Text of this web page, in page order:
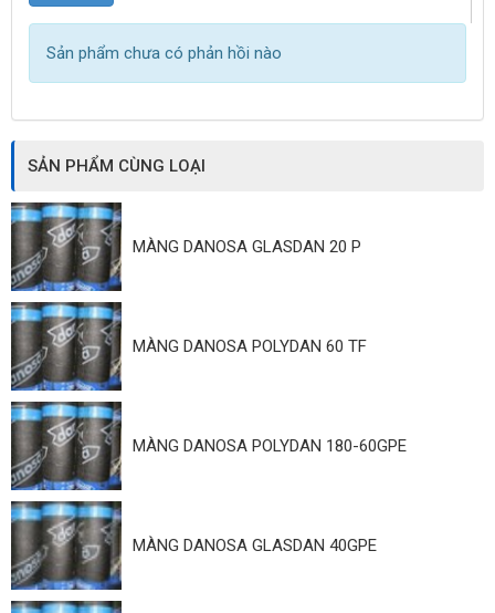
Sản phẩm chưa có phản hồi nào
SẢN PHẨM CÙNG LOẠI
MÀNG DANOSA GLASDAN 20 P
MÀNG DANOSA POLYDAN 60 TF
MÀNG DANOSA POLYDAN 180-60GPE
MÀNG DANOSA GLASDAN 40GPE